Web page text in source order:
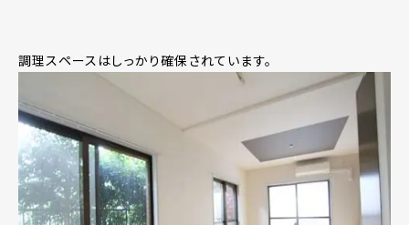
調理スペースはしっかり確保されています。